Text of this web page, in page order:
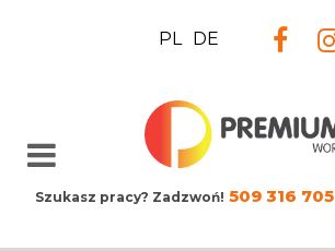
PL DE
Szukasz pracy? Zadzwoń! 509 316 705